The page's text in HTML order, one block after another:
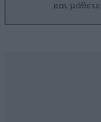
και